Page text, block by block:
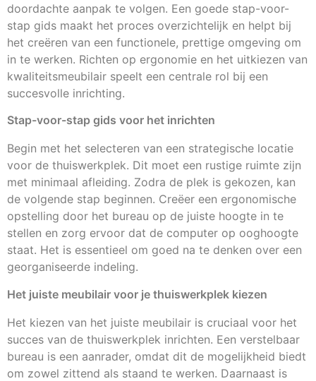
doordachte aanpak te volgen. Een goede stap-voor-
stap gids maakt het proces overzichtelijk en helpt bij
het creëren van een functionele, prettige omgeving om
in te werken. Richten op ergonomie en het uitkiezen van
kwaliteitsmeubilair speelt een centrale rol bij een
succesvolle inrichting.
Stap-voor-stap gids voor het inrichten
Begin met het selecteren van een strategische locatie
voor de thuiswerkplek. Dit moet een rustige ruimte zijn
met minimaal afleiding. Zodra de plek is gekozen, kan
de volgende stap beginnen. Creëer een ergonomische
opstelling door het bureau op de juiste hoogte in te
stellen en zorg ervoor dat de computer op ooghoogte
staat. Het is essentieel om goed na te denken over een
georganiseerde indeling.
Het juiste meubilair voor je thuiswerkplek kiezen
Het kiezen van het juiste meubilair is cruciaal voor het
succes van de thuiswerkplek inrichten. Een verstelbaar
bureau is een aanrader, omdat dit de mogelijkheid biedt
om zowel zittend als staand te werken. Daarnaast is